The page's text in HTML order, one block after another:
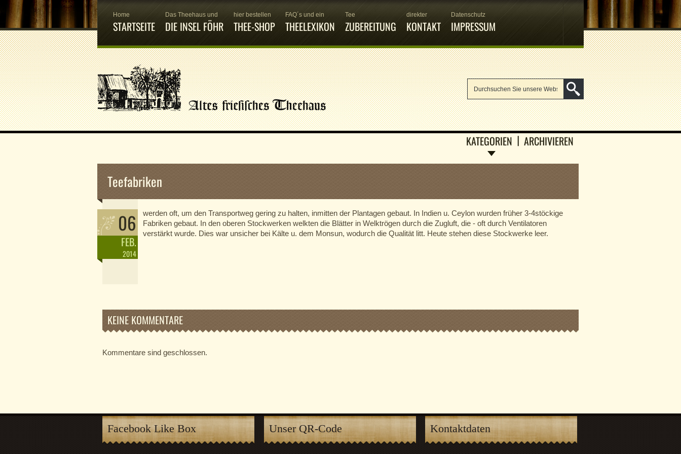
Home
STARTSEITE
Das Theehaus und
DIE INSEL FÖHR
hier bestellen
THEE-SHOP
FAQ´s und ein
THEELEXIKON
Tee
ZUBEREITUNG
direkter
KONTAKT
Datenschutz
IMPRESSUM
KATEGORIEN ARCHIVIEREN
Teefabriken
06
FEB.
2014
werden oft, um den Transportweg gering zu halten, inmitten der Plantagen gebaut. In Indien u. Ceylon wurden früher 3-4stöckige
Fabriken gebaut. In den oberen Stockwerken welkten die Blätter in Welktrögen durch die Zugluft, die - oft durch Ventilatoren
verstärkt wurde. Dies war unsicher bei Kälte u. dem Monsun, wodurch die Qualität litt. Heute stehen diese Stockwerke leer.
KEINE KOMMENTARE
Kommentare sind geschlossen.
Facebook Like Box Unser QR-Code Kontaktdaten